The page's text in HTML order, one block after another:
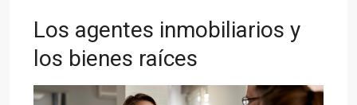
Los agentes inmobiliarios y
los bienes raíces